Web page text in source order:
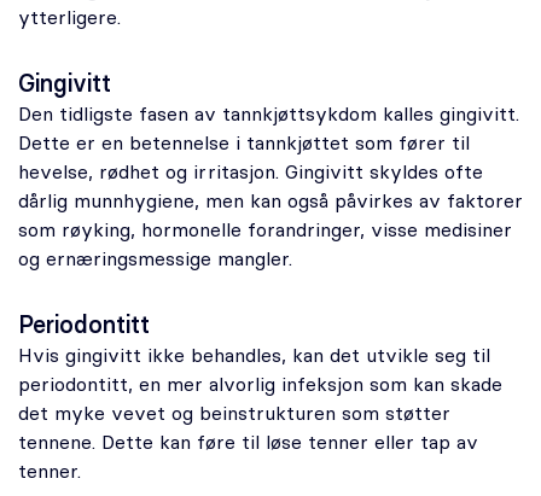
ytterligere.
Gingivitt
Den tidligste fasen av tannkjøttsykdom kalles gingivitt.
Dette er en betennelse i tannkjøttet som fører til
hevelse, rødhet og irritasjon. Gingivitt skyldes ofte
dårlig munnhygiene, men kan også påvirkes av faktorer
som røyking, hormonelle forandringer, visse medisiner
og ernæringsmessige mangler.
Periodontitt
Hvis gingivitt ikke behandles, kan det utvikle seg til
periodontitt, en mer alvorlig infeksjon som kan skade
det myke vevet og beinstrukturen som støtter
tennene. Dette kan føre til løse tenner eller tap av
tenner.